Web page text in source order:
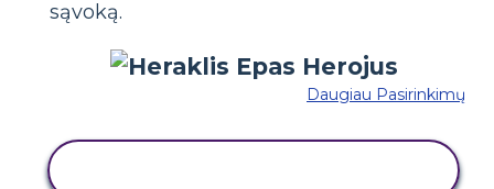
sąvoką.
Daugiau Pasirinkimų